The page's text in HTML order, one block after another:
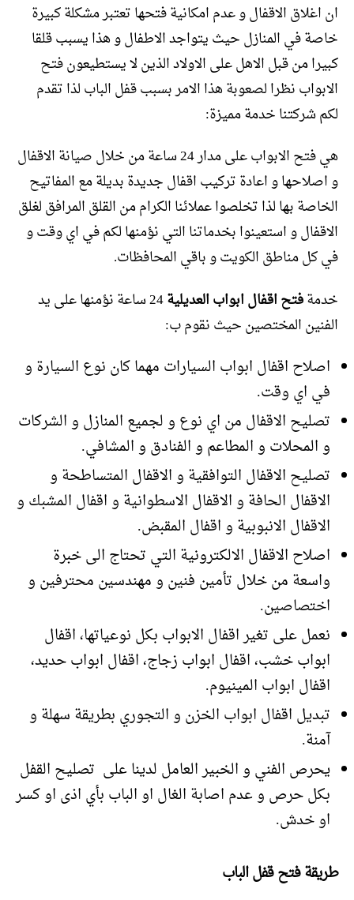
ان اغلاق الاقفال و عدم امكانية فتحها تعتبر مشكلة كبيرة
خاصة في المنازل حيث يتواجد الاطفال و هذا يسبب قلقا
كبيرا من قبل الاهل على الاولاد الذين لا يستطيعون فتح
الابواب نظرا لصعوبة هذا الامر بسبب قفل الباب لذا تقدم
لكم شركتنا خدمة مميزة:
هي فتح الابواب على مدار 24 ساعة من خلال صيانة الاقفال
و اصلاحها و اعادة تركيب اقفال جديدة بديلة مع المفاتيح
الخاصة بها لذا تخلصوا عملائنا الكرام من القلق المرافق لغلق
الاقفال و استعينوا بخدماتنا التي نؤمنها لكم في اي وقت و
في كل مناطق الكويت و باقي المحافظات.
خدمةفتح اقفال ابواب العديلية
24 ساعة نؤمنها على يد
الفنين المختصين حيث نقوم ب:
اصلاح اقفال ابواب السيارات مهما كان نوع السيارة و
في اي وقت.
تصليح الاقفال من اي نوع و لجميع المنازل و الشركات
و المحلات و المطاعم و الفنادق و المشافي.
تصليح الاقفال التوافقية و الاقفال المتساطحة و
الاقفال الحافة و الاقفال الاسطوانية و اقفال المشبك و
الاقفال الانبوبية و اقفال المقبض.
اصلاح الاقفال الالكترونية التي تحتاج الى خبرة
واسعة من خلال تأمين فنين و مهندسين محترفين و
اختصاصين.
نعمل على تغير اقفال الابواب بكل نوعياتها، اقفال
ابواب خشب، اقفال ابواب زجاج، اقفال ابواب حديد،
اقفال ابواب المينيوم.
تبديل اقفال ابواب الخزن و التجوري بطريقة سهلة و
آمنة.
يحرص الفني و الخبير العامل لدينا على تصليح القفل
بكل حرص و عدم اصابة الغال او الباب بأي اذى او كسر
او خدش.
طريقة فتح قفل الباب